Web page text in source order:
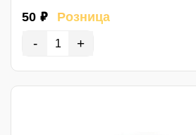
50 ₽ Розница
- +